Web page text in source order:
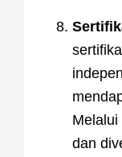
dan